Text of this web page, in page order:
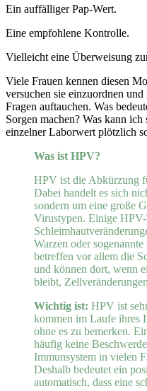
Ein auffälliger Pap-Wert.
Eine empfohlene Kontrolle.
Vielleicht eine Überweisung
Viele Frauen kennen diesen
versuchen sie einzuordnen
Fragen auftauchen. Was
Sorgen machen? Was kann
einzelner Laborwert plötzlich
Was ist HPV?
HPV ist die Abkürzung
Dabei handelt es sich
sondern um eine große
Virustypen. Einige
Warzen oder
betreffen vor allem die
und können dort, wenn
bleibt,
Wichtig ist: HPV ist
kommen im Laufe ihres
ohne es zu bemerken.
häufig keine
Immunsystem in vielen
Deshalb bedeutet ein
automatisch, dass eine